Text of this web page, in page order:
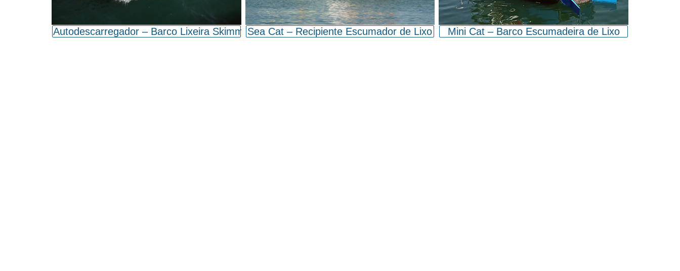
Autodescarregador – Barco Lixeira SkimmerSea Cat – Recipiente Escumador de Lixo Mini Cat – Barco Escumadeira de Lixo